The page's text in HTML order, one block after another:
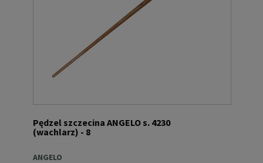
Pędzel szczecina ANGELO s. 4230
(wachlarz) - 8
ANGELO